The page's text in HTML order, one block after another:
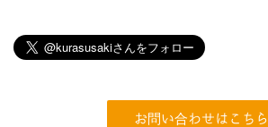
お問い合わせはこちら